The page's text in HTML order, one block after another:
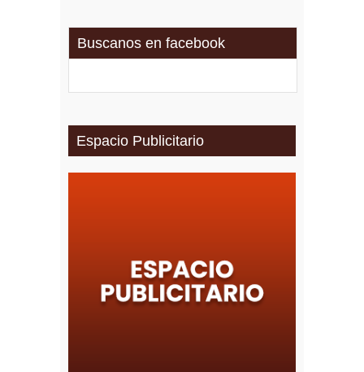
Buscanos en facebook
Espacio Publicitario